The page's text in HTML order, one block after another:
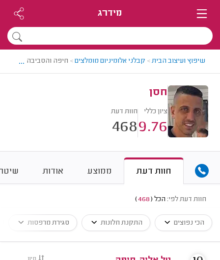
מידרג
שיפוץ ועיצוב הבית> קבלני אלומיניום מומלצים> חיפה והסביבה > קבלן
...
חסן
ציון כללי
9.76
חוות דעת
468
חוות דעת ממוצע אודות
חוות דעת לפי: הכל (
468
)
הכי נפוצים התקנת חלונות סגירת מרפסות